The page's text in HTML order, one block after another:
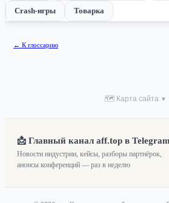
Crash-игры Товарка
← К глоссарию
🗺 Карта сайта ▼
📩 Главный канал aff.top в Telegram
Новости индустрии, кейсы, разборы партнёрок,
анонсы конференций — раз в неделю